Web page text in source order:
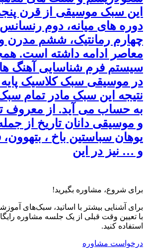
این سبک موسیقی از قرن پنجم
دوره های میانه، دوم
چهارم رمانتیک، ششم مدرن و
معاصر ادامه داشته است.
سیستم فرم شناسایی آهنگ
در موسیقی سبک کلاسیک
نتیجه این سبک مادر تمام
به حساب می آید. از معروف
و موسیقی دانان تاریخ از
یوهان سباستین باخ ،
و … نیز در این
برای شروع، مشاوره بگیرید!
برای آشنایی بیشتر با اساتید، سبک‌های
با تعیین وقت قبلی از یک جلسه مشاوره
استفاده کنید.
درخواست مشاوره